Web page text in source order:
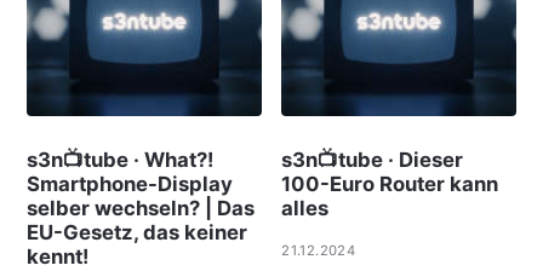
s3n📺tube · What?!
Smartphone-Display
selber wechseln? | Das
EU-Gesetz, das keiner
kennt!
s3n📺tube · Dieser
100-Euro Router kann
alles
21.12.2024